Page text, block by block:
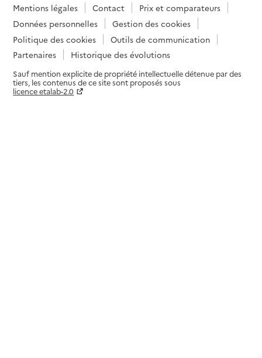
Mentions légales
Contact
Prix et comparateurs
Données personnelles
Gestion des cookies
Politique des cookies
Outils de communication
Partenaires
Historique des évolutions
Sauf mention explicite de propriété intellectuelle détenue par des
tiers, les contenus de ce site sont proposés sous
licence etalab-2.0